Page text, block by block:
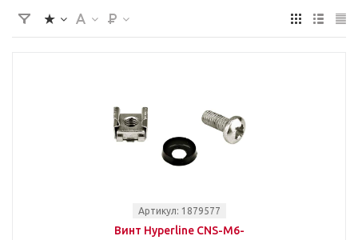
Артикул: 1879577
Винт Hyperline CNS-M6-